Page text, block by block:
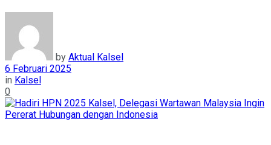
by Aktual Kalsel
6 Februari 2025
in Kalsel
0